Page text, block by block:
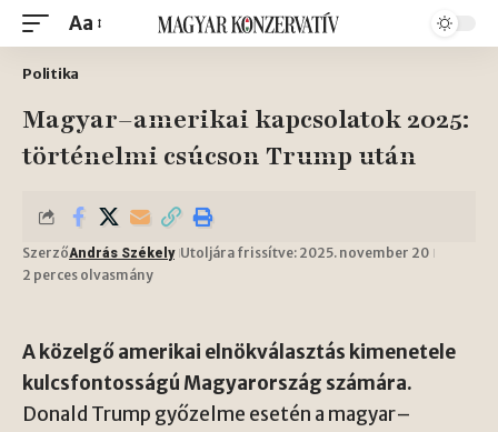
Aa
Politika
Magyar–amerikai kapcsolatok 2025:
történelmi csúcson Trump után
SzerzőAndrás Székely Utoljára frissítve: 2025. november 20
2 perces olvasmány
A közelgő amerikai elnökválasztás kimenetele
kulcsfontosságú Magyarország számára.
Donald Trump győzelme esetén a magyar–